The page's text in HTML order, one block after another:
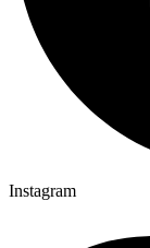
Instagram